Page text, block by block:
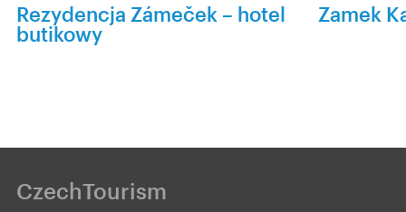
Rezydencja Zámeček – hotel
butikowy
Zamek
CzechTourism